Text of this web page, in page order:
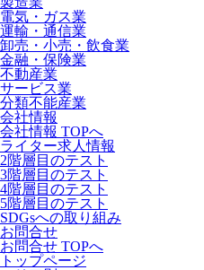
電気・ガス業
運輸・通信業
卸売・小売・飲食業
金融・保険業
不動産業
サービス業
分類不能産業
会社情報
会社情報 TOPへ
ライター求人情報
2階層目のテスト
3階層目のテスト
4階層目のテスト
5階層目のテスト
SDGsへの取り組み
お問合せ
お問合せ TOPへ
トップページ